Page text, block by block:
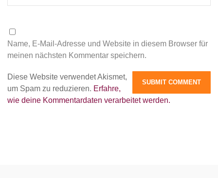
Name, E-Mail-Adresse und Website in diesem Browser für
meinen nächsten Kommentar speichern.
Diese Website verwendet Akismet,
um Spam zu reduzieren. Erfahre,
wie deine Kommentardaten verarbeitet werden.